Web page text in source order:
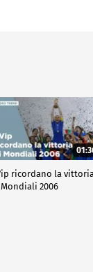
ricordano la vittoria
2006